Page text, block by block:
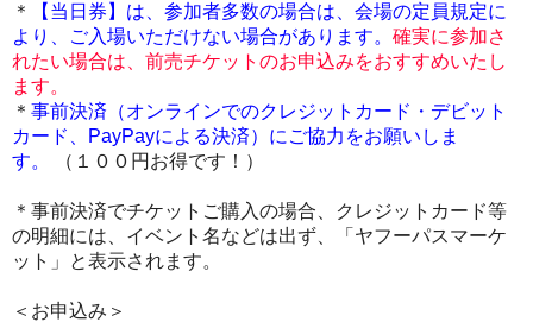
＊ 【当日券】は、 参加者多数の場合は、会場の定員規定に
より、ご入場いただけない場合があります。 確実に参加さ
れたい場合は、前売チケットのお申込みをおすすめいたし
ます。
＊ 事前決済（オンラインでのクレジットカード・デビット
カード、PayPayによる決済）にご協力をお願いしま
す。
（１００円お得です！）
＊事前決済でチケットご購入の場合、クレジットカード等
の明細には、イベント名などは出ず、「ヤフーパスマーケ
ット」と表示されます。
＜お申込み＞